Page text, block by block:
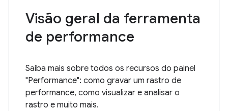
Visão geral da ferramenta
de performance
Saiba mais sobre todos os recursos do painel
"Performance": como gravar um rastro de
performance, como visualizar e analisar o
rastro e muito mais.